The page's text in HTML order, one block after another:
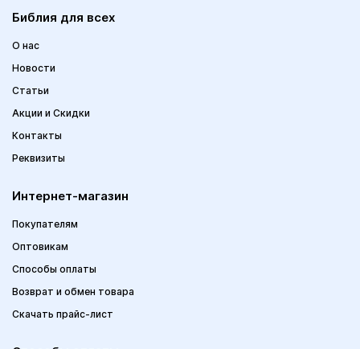
Библия для всех
О нас
Новости
Статьи
Акции и Скидки
Контакты
Реквизиты
Интернет-магазин
Покупателям
Оптовикам
Способы оплаты
Возврат и обмен товара
Скачать прайс-лист